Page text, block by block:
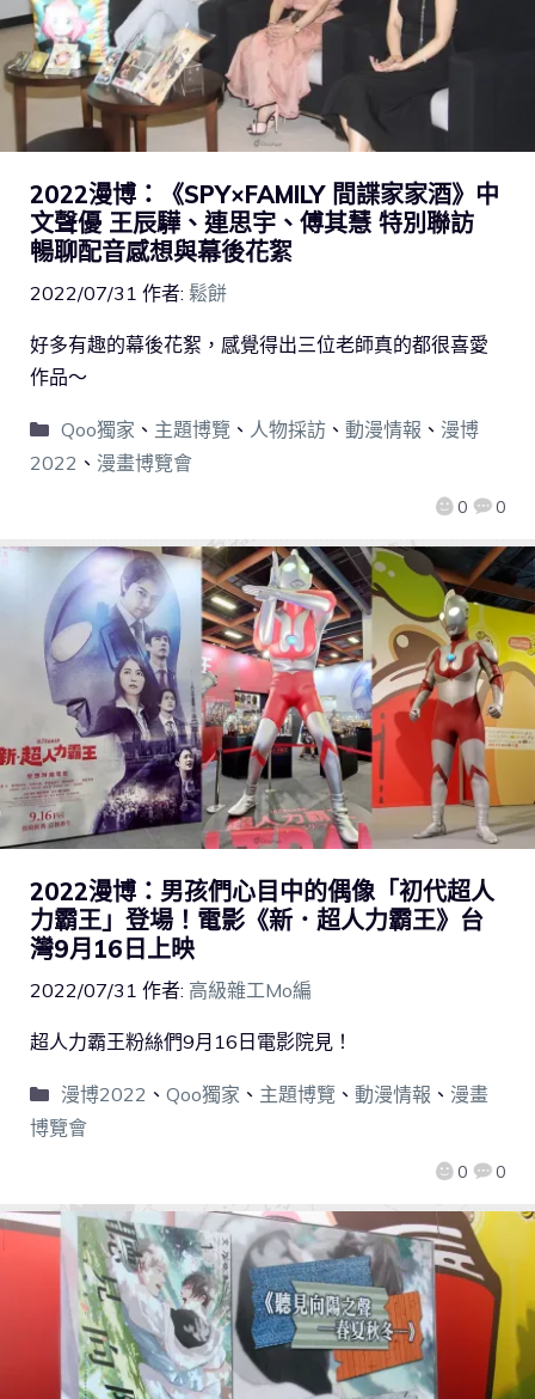
2022漫博：《SPY×FAMILY 間諜家家酒》中
文聲優 王辰驊、連思宇、傅其慧 特別聯訪
暢聊配音感想與幕後花絮
2022/07/31 作者: 鬆餅
0 0
好多有趣的幕後花絮，感覺得出三位老師真的都很喜愛
作品～
Qoo獨家 、 主題博覽 、 人物採訪、 動漫情報 、 漫博
2022 、 漫畫博覽會
2022漫博：男孩們心目中的偶像「初代超人
力霸王」登場！電影《新．超人力霸王》台
灣9月16日上映
2022/07/31 作者: 高級雜工Mo編
0 0
超人力霸王粉絲們9月16日電影院見！
漫博2022 、 Qoo獨家 、 主題博覽 、 動漫情報 、 漫畫
博覽會